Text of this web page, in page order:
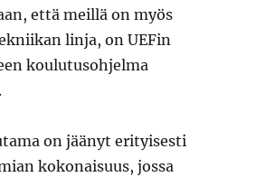
että meillä on myös
linja, on UEFin
koulutusohjelma
on jäänyt erityisesti
kokonaisuus, jossa